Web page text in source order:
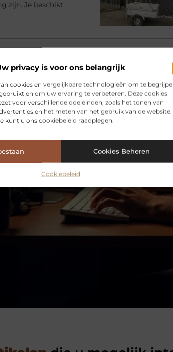
privacy is voor ons belangrijk
cookies en vergelijkbare technologieën om te
en om uw ervaring te verbeteren. Deze cookies
voor verschillende doeleinden, zoals het tonen van
en het meten van het gebruik van de website.
kunt u ons cookiebeleid raadplegen.
Cookies Beheren
Cookiebeleid
zijn. Je beschikt
gebruik
er iets
Dan komt al snel
VORIGE